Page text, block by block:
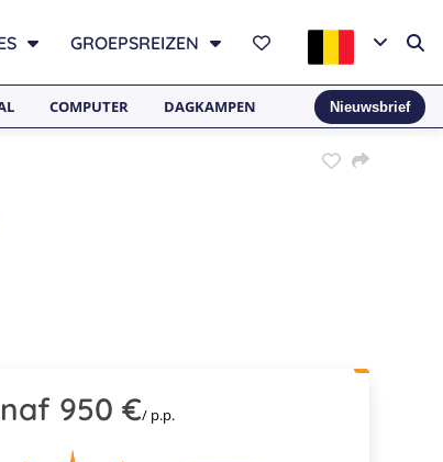
GROEPSREIZEN
COMPUTER DAGKAMPEN Nieuwsbrief
950 €/ p.p.